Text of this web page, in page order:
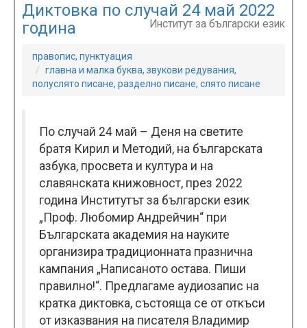
Диктовка по случай 24 май 2022
година
Институт за български език
правопис, пунктуация
главна и малка буква, звукови редувания,
полуслято писане, разделно писане, слято писане
По случай 24 май – Деня на светите
братя Кирил и Методий, на българската
азбука, просвета и култура и на
славянската книжовност, през 2022
година Институтът за български език
„Проф. Любомир Андрейчин“ при
Българската академия на науките
организира традиционната празнична
кампания „Написаното остава. Пиши
правилно!“. Предлагаме аудиозапис на
кратка диктовка, състояща се от откъси
от изказвания на писателя Владимир